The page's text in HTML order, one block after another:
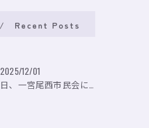
Recent Posts
2025/12/01
昨日、一宮尾西市民会にて、のいり主催のイベントにお出かけして...